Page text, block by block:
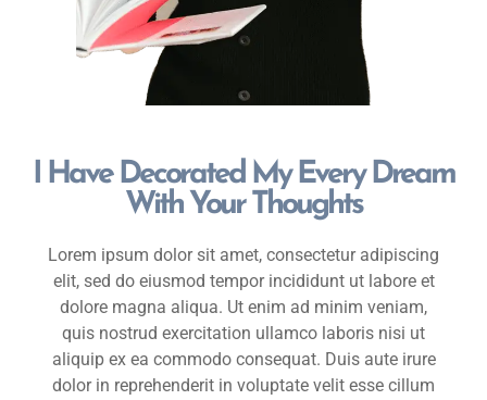
I Have Decorated My Every Dream
With Your Thoughts
Lorem ipsum dolor sit amet, consectetur adipiscing
elit, sed do eiusmod tempor incididunt ut labore et
dolore magna aliqua. Ut enim ad minim veniam,
quis nostrud exercitation ullamco laboris nisi ut
aliquip ex ea commodo consequat. Duis aute irure
dolor in reprehenderit in voluptate velit esse cillum